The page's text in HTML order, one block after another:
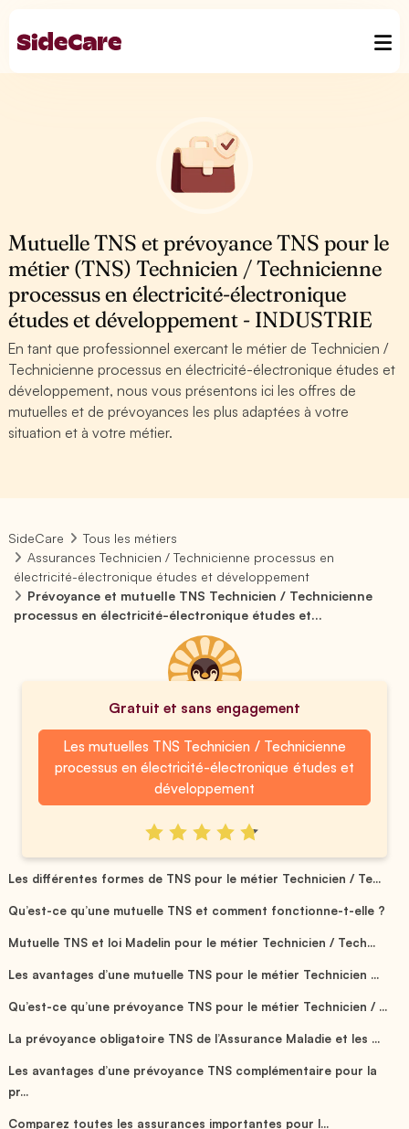
Mutuelle TNS et prévoyance TNS pour le
métier (TNS) Technicien / Technicienne
processus en électricité-électronique
études et développement - INDUSTRIE
En tant que professionnel exercant le métier de Technicien /
Technicienne processus en électricité-électronique études et
développement, nous vous présentons ici les offres de
mutuelles et de prévoyances les plus adaptées à votre
situation et à votre métier.
SideCare
Tous les métiers
Assurances Technicien / Technicienne processus en
électricité-électronique études et développement
Prévoyance et mutuelle TNS Technicien / Technicienne
processus en électricité-électronique études et...
Gratuit et sans engagement
Les mutuelles TNS Technicien / Technicienne
processus en électricité-électronique études et
développement
Les différentes formes de TNS pour le métier Technicien / Te...
Qu’est-ce qu’une mutuelle TNS et comment fonctionne-t-elle ?
Mutuelle TNS et loi Madelin pour le métier Technicien / Tech...
Les avantages d’une mutuelle TNS pour le métier Technicien ...
Qu’est-ce qu’une prévoyance TNS pour le métier Technicien / ...
La prévoyance obligatoire TNS de l’Assurance Maladie et les ...
Les avantages d’une prévoyance TNS complémentaire pour la
pr...
Comparez toutes les assurances importantes pour l...